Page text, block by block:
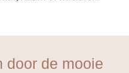
door de mooie